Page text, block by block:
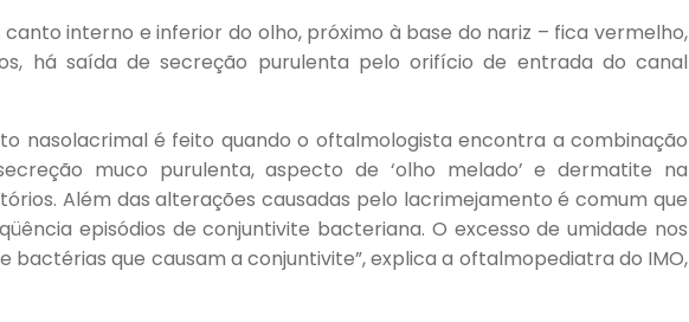
canto interno e inferior do olho, próximo à base do nariz – fica vermelho,
há saída de secreção purulenta pelo orifício de entrada do canal
nasolacrimal é feito quando o oftalmologista encontra a combinação
muco purulenta, aspecto de ‘olho melado’ e dermatite na
Além das alterações causadas pelo lacrimejamento é comum que
episódios de conjuntivite bacteriana. O excesso de umidade nos
bactérias que causam a conjuntivite”, explica a oftalmopediatra do IMO,